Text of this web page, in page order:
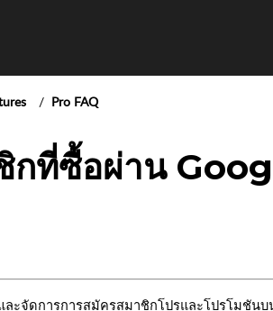
Pro FAQ
กที่ซื้อผ่าน
ละจัดการการสมัครสมาชิกโปรและโปรโมชัน